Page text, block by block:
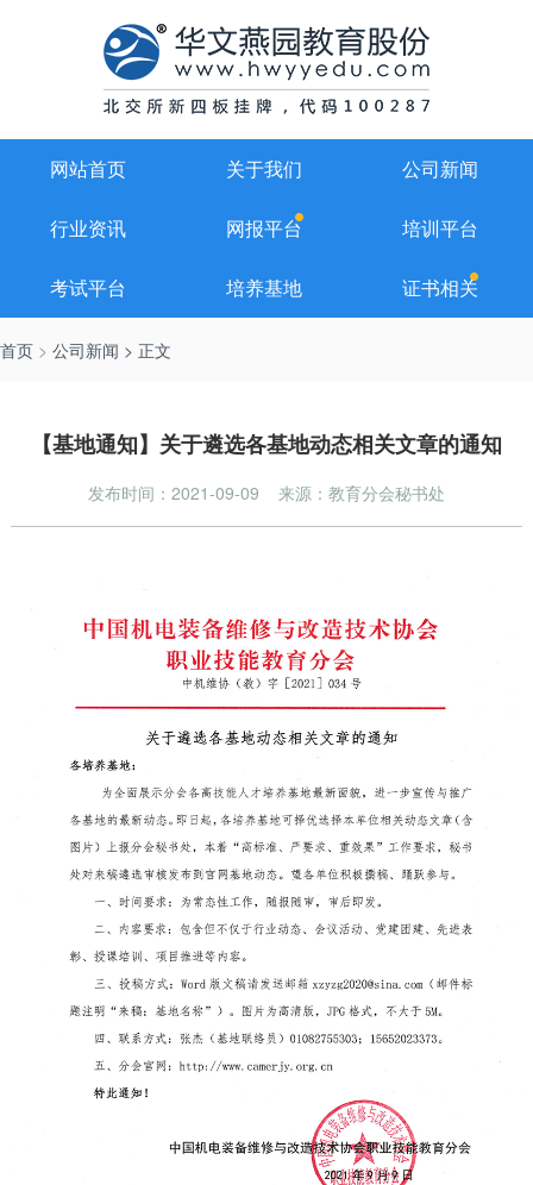
网站首页 关于我们 公司新闻
行业资讯 网报平台 培训平台
考试平台 培养基地 证书相关
首页 > 公司新闻 > 正文
【基地通知】关于遴选各基地动态相关文章的通知
发布时间：2021-09-09 来源：教育分会秘书处